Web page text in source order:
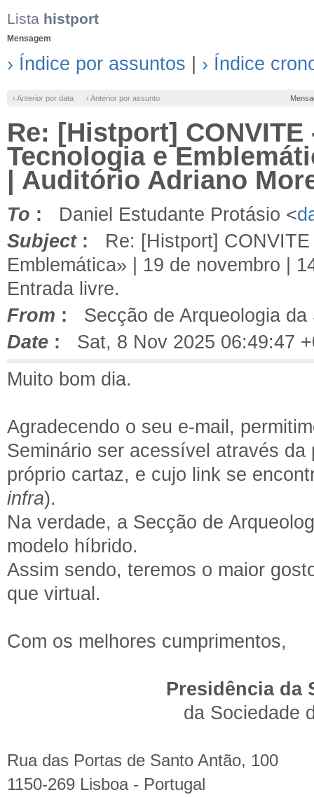
Lista histport
Mensagem
› Índice por assuntos › Índice
‹ Anterior por data ‹ Anterior por assunto
Re: [Histport]
Tecnologia e
| Auditório Adriano
To : Daniel Estudante Protásio <
Subject: Re: [Histport] CONVITE
Emblemática» | 19 de novembro |
Entrada livre.
From : Secção de Arqueologia da
Date : Sat, 8 Nov 2025 06:49:47
Muito bom dia.
Agradecendo o seu e-mail,
Seminário ser acessível através
próprio cartaz, e cujo link se
infra).
Na verdade, a Secção de
modelo híbrido.
Assim sendo, teremos o maior
que virtual.
Com os melhores cumprimentos,
Presidência da
da Sociedade
Rua das Portas de Santo Antão, 100
1150-269 Lisboa - Portugal